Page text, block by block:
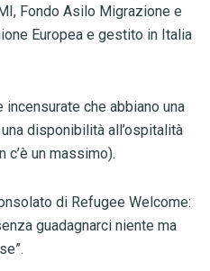
Fondo Asilo Migrazione e
Europea e gestito in Italia
che abbiano una
disponibilità all’ospitalità
c’è un massimo).
di Refugee Welcome:
guadagnarci niente ma